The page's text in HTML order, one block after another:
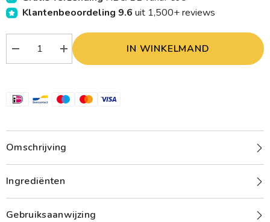
Klantenbeoordeling 9.6 uit 1,500+ reviews
Verlaag
aantal
30.00
Verhoog
aantal
30.00
IN WINKELMAND
Omschrijving
Ingrediënten
Gebruiksaanwijzing